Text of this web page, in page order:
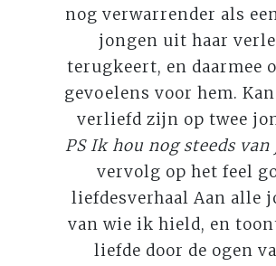
nog verwarrender als
jongen uit haar
terugkeert, en daarmee
gevoelens voor hem.
verliefd zijn op twee
PS Ik hou nog steeds van
vervolg op het feel
liefdesverhaal Aan alle
van wie ik hield, en
liefde door de ogen